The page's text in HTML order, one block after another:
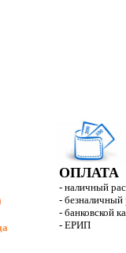
ОПЛАТА
- наличный
- безналичный
- банковской
- ЕРИП